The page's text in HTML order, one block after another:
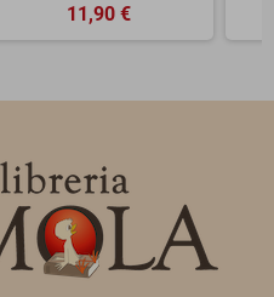
11,90 €